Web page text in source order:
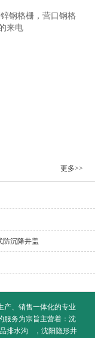
钢格栅，营口钢格
来电
更多>>
防沉降井盖
产、销售一体化的专业
务为宗旨主营着： 沈
排水沟 ， 沈阳隐形井